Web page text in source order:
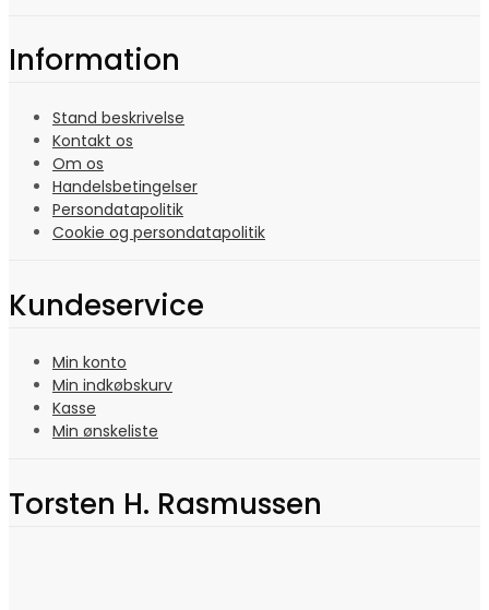
Information
Stand beskrivelse
Kontakt os
Om os
Handelsbetingelser
Persondatapolitik
Cookie og persondatapolitik
Kundeservice
Min konto
Min indkøbskurv
Kasse
Min ønskeliste
Torsten H. Rasmussen